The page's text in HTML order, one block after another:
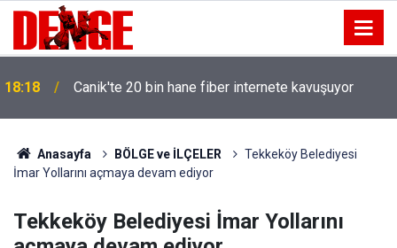
18:18 Canik'te 20 bin hane fiber internete kavuşuyor
Anasayfa BÖLGE ve İLÇELER
Tekkeköy Belediyesi
İmar Yollarını açmaya devam ediyor
Tekkeköy Belediyesi İmar Yollarını